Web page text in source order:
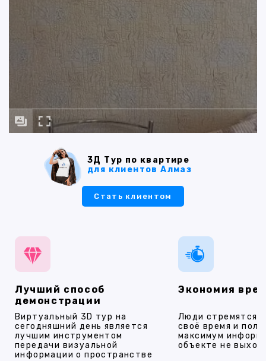
3Д Тур по квартире
для клиентов Алмаз
Стать клиентом
Лучший способ
демонстрации
Виртуальный 3D тур на
сегодняшний день является
лучшим инструментом
передачи визуальной
информации о пространстве
Экономия
Люди стремятся
своё время и
максимум
объекте не